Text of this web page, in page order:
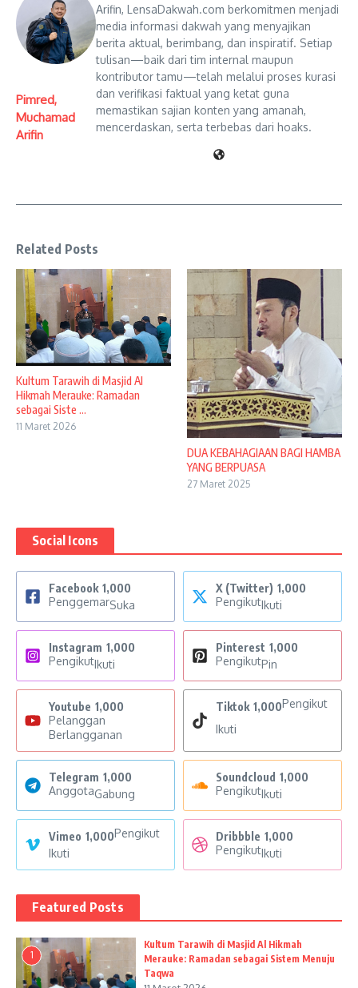
Pimred,
Muchamad
Arifin
Arifin, LensaDakwah.com berkomitmen menjadi
media informasi dakwah yang menyajikan
berita aktual, berimbang, dan inspiratif. Setiap
tulisan—baik dari tim internal maupun
kontributor tamu—telah melalui proses kurasi
dan verifikasi faktual yang ketat guna
memastikan sajian konten yang amanah,
mencerdaskan, serta terbebas dari hoaks.
Related Posts
Kultum Tarawih di Masjid Al
Hikmah Merauke: Ramadan
sebagai Siste ...
11 Maret 2026
DUA KEBAHAGIAAN BAGI HAMBA
YANG BERPUASA
27 Maret 2025
Social Icons
Facebook 1,000
PenggemarSuka
X (Twitter) 1,000
PengikutIkuti
Instagram 1,000
PengikutIkuti
Pinterest 1,000
PengikutPin
Youtube 1,000
Pelanggan
Berlangganan
Tiktok 1,000Pengikut
Ikuti
Telegram 1,000
AnggotaGabung
Soundcloud 1,000
PengikutIkuti
Vimeo 1,000Pengikut
Ikuti
Dribbble 1,000
PengikutIkuti
Featured Posts
1
Kultum Tarawih di Masjid Al Hikmah
Merauke: Ramadan sebagai Sistem Menuju
Taqwa